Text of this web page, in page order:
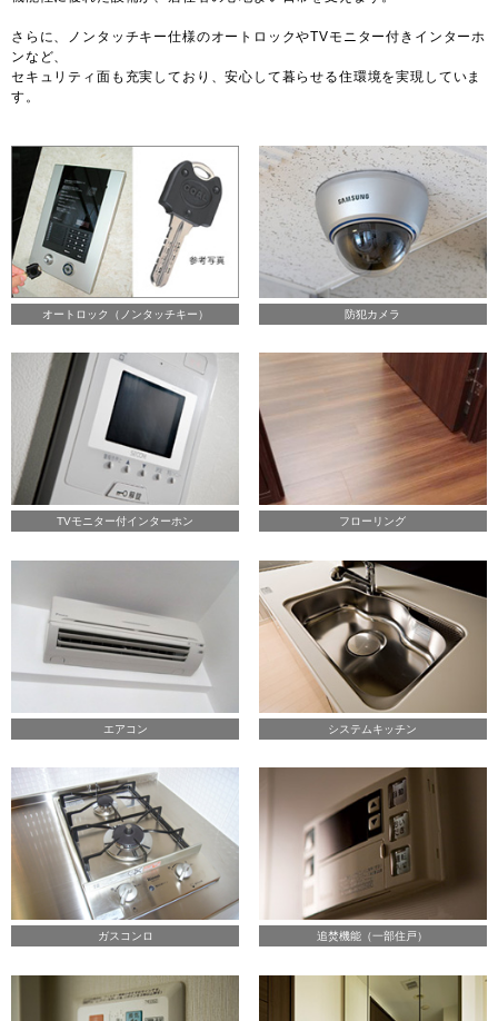
さらに、ノンタッチキー仕様のオートロックやTVモニター付きインターホ
ンなど、
セキュリティ面も充実しており、安心して暮らせる住環境を実現していま
す。
オートロック（ノンタッチキー） 防犯カメラ
TVモニター付インターホン フローリング
エアコン システムキッチン
ガスコンロ 追焚機能（一部住戸）